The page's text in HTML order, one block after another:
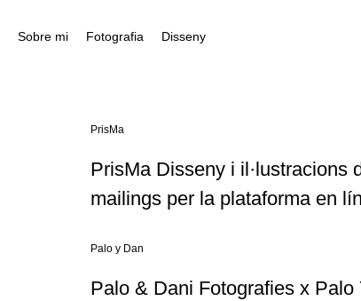
Sobre mi Fotografia Disseny
PrisMa
PrisMa Disseny i il·lustracions
mailings per la plataforma en
Palo y Dan
Palo & Dani Fotografies x Palo